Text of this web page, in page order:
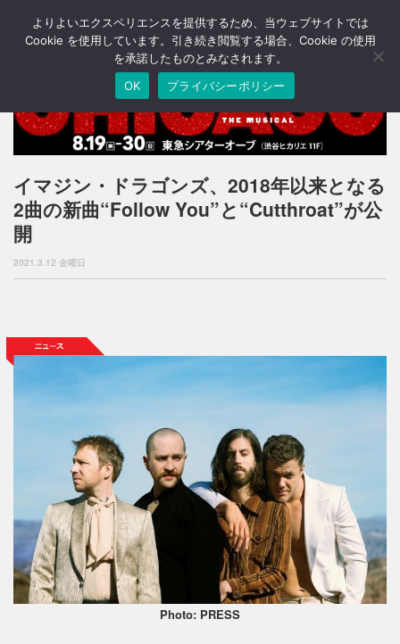
T
o
n
v
g
a
n
イマジン・ドラゴンズ、2018年以来となる
2曲の新曲“Follow You”と“Cutthroat”が公
開
2021.3.12 金曜日
Photo: PRESS
よりよいエクスペリエンスを提供するため、当ウェブサイトでは
Cookie を使用しています。引き続き閲覧する場合、Cookie の使用
を承諾したものとみなされます。
OK
プライバシーポリシー